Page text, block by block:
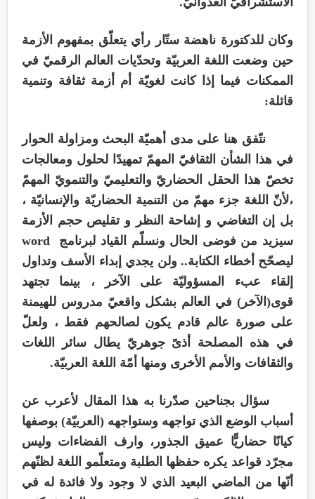
وكان للدكتورة ناهضة ستّار رأي يتعلّق بمفهوم الأزمة
حين وضعت اللغة العربيّة وتحدّيات العالم الرقميّ في
الممكنات فيما إذا كانت لغويّة أم أزمة ثقافة وتنمية
قائلة:
نتّفق هنا على مدى أهميّة البحث ومزاولة الحوار
في هذا الشأن الثقافيّ المهمّ تمهيدًا لحلول ومعالجات
تخصّ هذا الحقل الحضاريّ والتعليميّ والتنمويّ المهمّ
،لأنّ اللغة جزء مهمّ من التنمية الحضاريّة والإنسانيّة ،
بل إن التغاضي و إشاحة النظر و تقليص حجم الأزمة
سيزيد من فوضى الحال ونسلّم القياد لبرنامج
word
ليصحّح أخطاء الكتابة.. ولن يجدي إبداء الأسف وتداول
إلقاء عبء المسؤوليّة على الآخر ، بينما تجتهد
قوى(الآخر) في العالم بشكل واقعيّ مدروس للهيمنة
على صورة عالم قادم يكون لصالحهم فقط ، ولعلّ
في هذه المصلحة أذىً جوهريّ يطال سائر اللغات
والثقافات والأمم الأخرى ومنها أمّة اللغة العربيّة.
سؤال بجناحين صدّرنا به هذا المقال لأعرب عن
أسباب الوضع الذي تواجهه وستواجهه (العربيّة) بوصفها
كيانًا حضاريًّا عميق الجذور، وارف الفضاءات وليس
مجرّد قواعد يكره حفظها الطلبة ومتعلّمو اللغة لظنّهم
أنّها من الماضي البعيد الذي لا وجود ولا فائدة له في